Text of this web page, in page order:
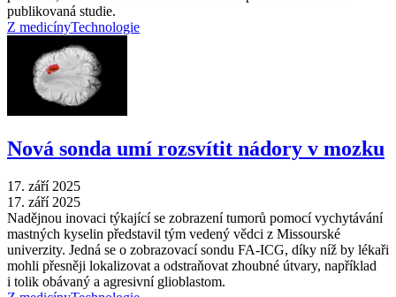
publikovaná studie.
Z medicínyTechnologie
Nová sonda umí rozsvítit nádory v mozku
17. září 2025
17. září 2025
Nadějnou inovaci týkající se zobrazení tumorů pomocí vychytávání
mastných kyselin představil tým vedený vědci z Missourské
univerzity. Jedná se o zobrazovací sondu FA-ICG, díky níž by lékaři
mohli přesněji lokalizovat a odstraňovat zhoubné útvary, například
i tolik obávaný a agresivní glioblastom.